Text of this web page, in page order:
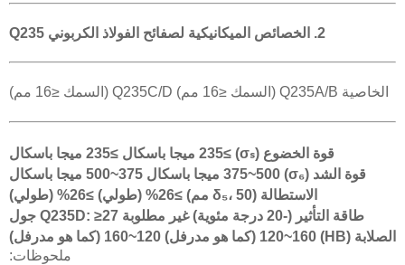
2. الخصائص الميكانيكية لصفائح الفولاذ الكربوني Q235
الخاصية Q235A/B (السمك ≤16 مم) Q235C/D (السمك ≤16 مم)
قوة الخضوع (σₛ) ≥235 ميجا باسكال ≥235 ميجا باسكال
قوة الشد (σ₆) 375~500 ميجا باسكال 375~500 ميجا باسكال
الاستطالة (δ₅، 50 مم) ≥26% (طولي) ≥26% (طولي)
طاقة التأثير (-20 درجة مئوية) غير مطلوبة Q235D: ≥27 جول
الصلابة (HB) 120~160 (كما هو مدرفل) 120~160 (كما هو مدرفل)
ملحوظات: